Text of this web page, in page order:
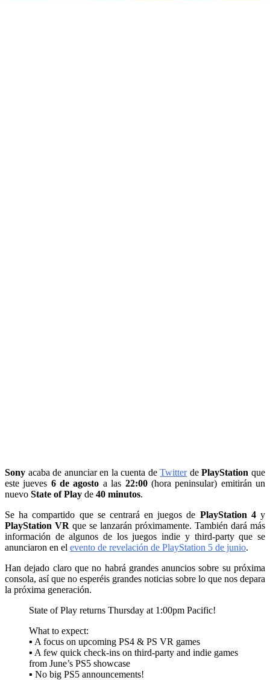
Sony acaba de anunciar en la cuenta deTwitterdePlayStation que
este jueves 6 de agosto a las 22:00(hora peninsular) emitirán un
nuevo State of Play de 40 minutos.
Se ha compartido que se centrará en juegos de PlayStation 4y
PlayStation VR que se lanzarán próximamente. También dará más
información de algunos de los juegos indie y third-party que se
anunciaron en el evento de revelación de PlayStation 5 de junio.
Han dejado claro que no habrá grandes anuncios sobre su próxima
consola, así que no esperéis grandes noticias sobre lo que nos depara
la próxima generación.
State of Play returns Thursday at 1:00pm Pacific!
What to expect:
▪️ A focus on upcoming PS4 & PS VR games
▪️ A few quick check-ins on third-party and indie games
from June’s PS5 showcase
▪️ No big PS5 announcements!